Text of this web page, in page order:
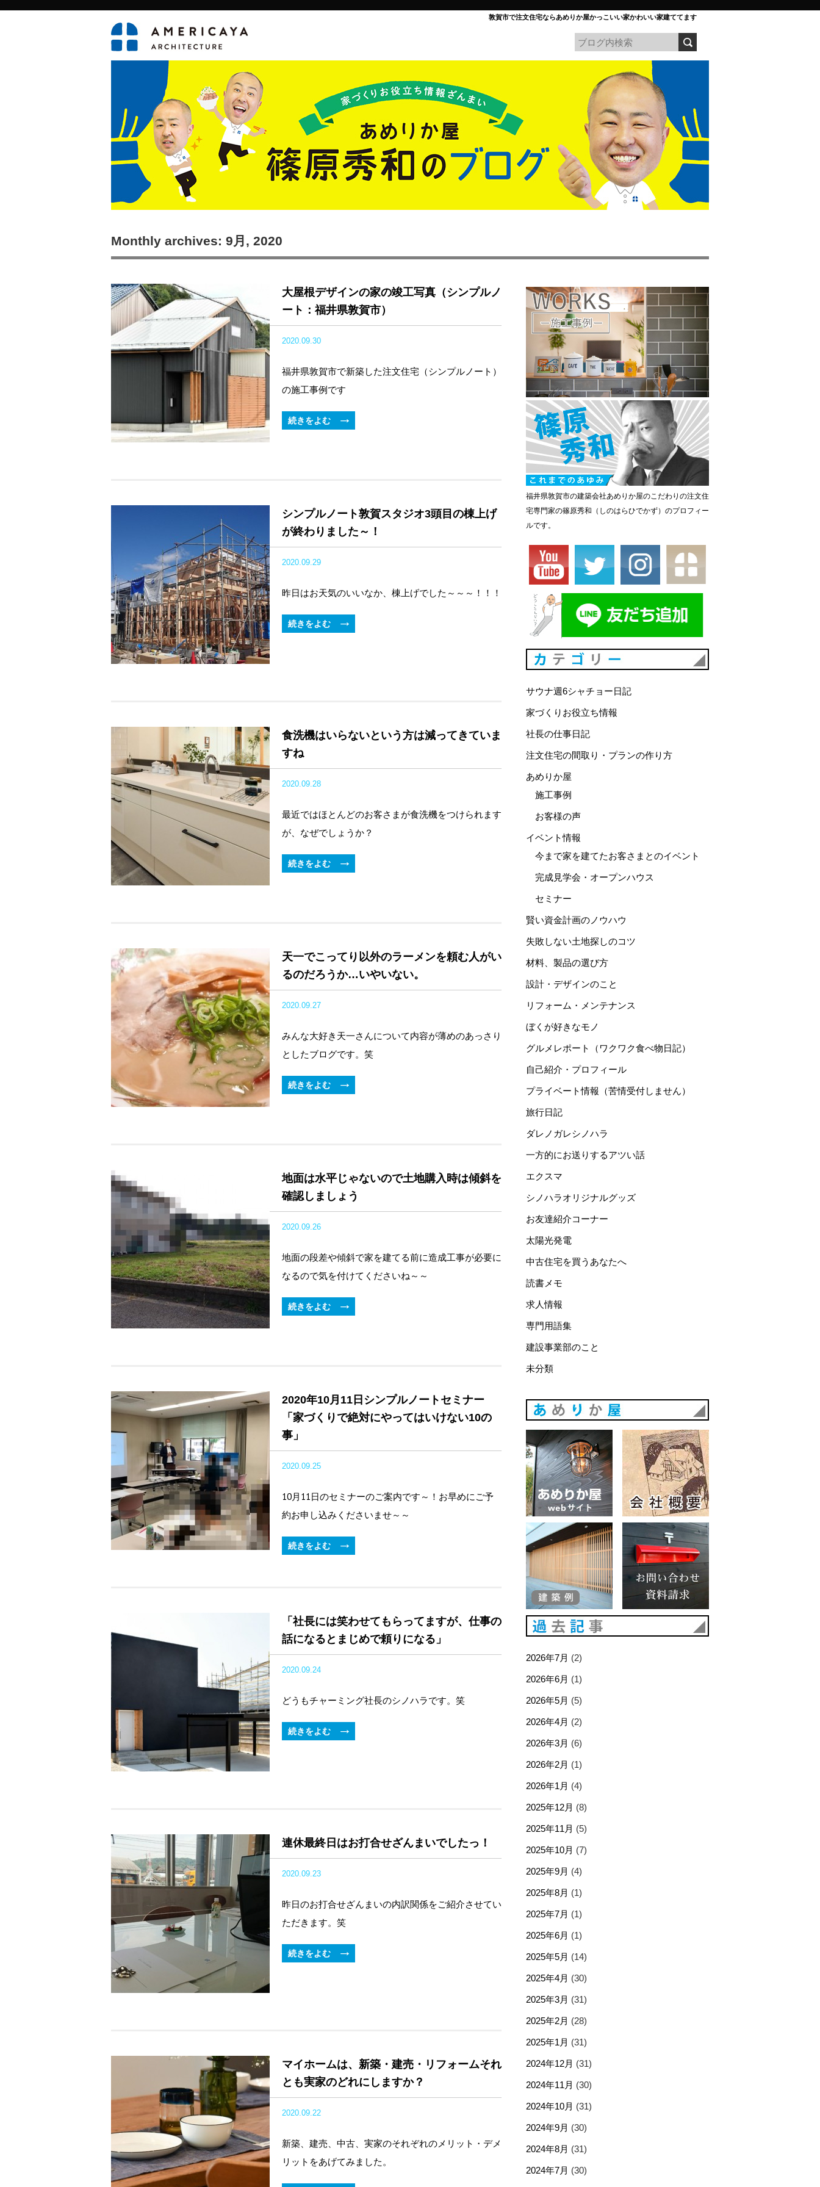
敦賀市で注文住宅ならあめりか屋かっこいい家かわいい家建ててます
Monthly archives: 9月, 2020
大屋根デザインの家の竣工写真（シンプルノ
ート：福井県敦賀市）
2020.09.30
福井県敦賀市で新築した注文住宅（シンプルノート）
の施工事例です
続きをよむ
シンプルノート敦賀スタジオ3頭目の棟上げ
が終わりました～！
2020.09.29
昨日はお天気のいいなか、棟上げでした～～～！！！
続きをよむ
食洗機はいらないという方は減ってきていま
すね
2020.09.28
最近ではほとんどのお客さまが食洗機をつけられます
が、なぜでしょうか？
続きをよむ
天一でこってり以外のラーメンを頼む人がい
るのだろうか…いやいない。
2020.09.27
みんな大好き天一さんについて内容が薄めのあっさり
としたブログです。笑
続きをよむ
地面は水平じゃないので土地購入時は傾斜を
確認しましょう
2020.09.26
地面の段差や傾斜で家を建てる前に造成工事が必要に
なるので気を付けてくださいね～～
続きをよむ
2020年10月11日シンプルノートセミナー
「家づくりで絶対にやってはいけない10の
事」
2020.09.25
10月11日のセミナーのご案内です～！お早めにご予
約お申し込みくださいませ～～
続きをよむ
「社長には笑わせてもらってますが、仕事の
話になるとまじめで頼りになる」
2020.09.24
どうもチャーミング社長のシノハラです。笑
続きをよむ
連休最終日はお打合せざんまいでしたっ！
2020.09.23
昨日のお打合せざんまいの内訳関係をご紹介させてい
ただきます。笑
続きをよむ
マイホームは、新築・建売・リフォームそれ
とも実家のどれにしますか？
2020.09.22
新築、建売、中古、実家のそれぞれのメリット・デメ
リットをあげてみました。
福井県敦賀市の建築会社あめりか屋のこだわりの注文住
宅専門家の篠原秀和（しのはらひでかず）のプロフィー
ルです。
サウナ週6シャチョー日記
家づくりお役立ち情報
社長の仕事日記
注文住宅の間取り・プランの作り方
あめりか屋
施工事例
お客様の声
イベント情報
今まで家を建てたお客さまとのイベント
完成見学会・オープンハウス
セミナー
賢い資金計画のノウハウ
失敗しない土地探しのコツ
材料、製品の選び方
設計・デザインのこと
リフォーム・メンテナンス
ぼくが好きなモノ
グルメレポート（ワクワク食べ物日記）
自己紹介・プロフィール
プライベート情報（苦情受付しません）
旅行日記
ダレノガレシノハラ
一方的にお送りするアツい話
エクスマ
シノハラオリジナルグッズ
お友達紹介コーナー
太陽光発電
中古住宅を買うあなたへ
読書メモ
求人情報
専門用語集
建設事業部のこと
未分類
あめりか屋WEBサイト
2026年7月 (2)
2026年6月 (1)
2026年5月 (5)
2026年4月 (2)
2026年3月 (6)
2026年2月 (1)
2026年1月 (4)
2025年12月 (8)
2025年11月 (5)
2025年10月 (7)
2025年9月 (4)
2025年8月 (1)
2025年7月 (1)
2025年6月 (1)
2025年5月 (14)
2025年4月 (30)
2025年3月 (31)
2025年2月 (28)
2025年1月 (31)
2024年12月 (31)
2024年11月 (30)
2024年10月 (31)
2024年9月 (30)
2024年8月 (31)
2024年7月 (30)